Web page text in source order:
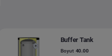
Buffer Tank
Boyut 40.00